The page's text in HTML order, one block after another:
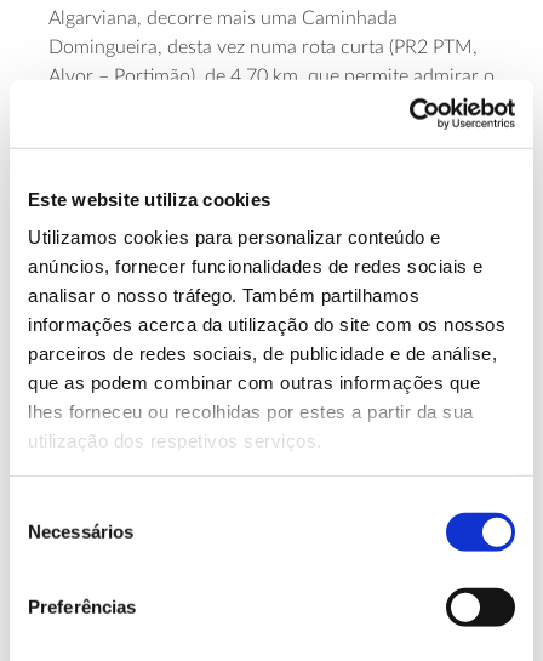
Este website utiliza cookies
Utilizamos cookies para personalizar conteúdo e
anúncios, fornecer funcionalidades de redes sociais e
analisar o nosso tráfego. Também partilhamos
informações acerca da utilização do site com os nossos
parceiros de redes sociais, de publicidade e de análise,
que as podem combinar com outras informações que
lhes forneceu ou recolhidas por estes a partir da sua
utilização dos respetivos serviços.
Necessários
Preferências
Algarviana, decorre mais uma Caminhada
Domingueira, desta vez numa rota curta (PR2 PTM,
Alvor – Portimão), de 4,70 km, que permite admirar o
estuário e a Ria de Alvor, as dunas e o sapal, locais
de grande biodiversidade, mas de frágil equilíbrio. O
estacionamento do Porto de Pesca de Alvor, às
Saiba mais e faça a sua inscrição
13.07.2026
Genoma do priolo e de outras espécies em risco:
conhecer para conservar
Registar galhas de Trichi em acácia-das-espigas: